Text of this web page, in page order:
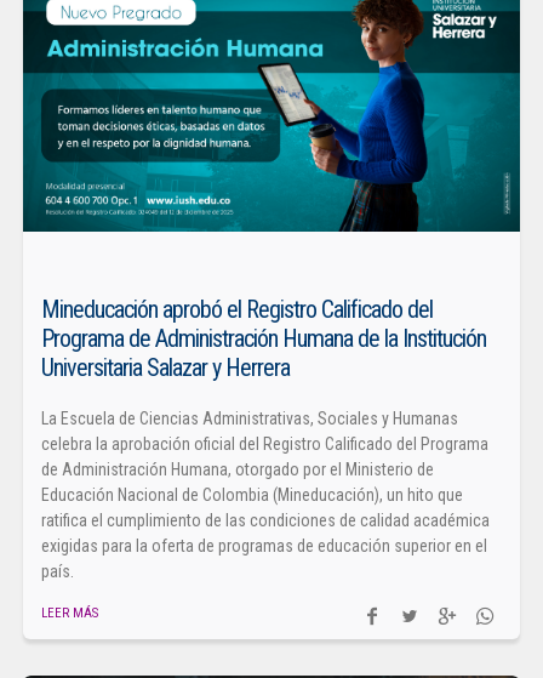
Mineducación aprobó el Registro Calificado del
Programa de Administración Humana de la Institución
Universitaria Salazar y Herrera
La Escuela de Ciencias Administrativas, Sociales y Humanas
celebra la aprobación oficial del Registro Calificado del Programa
de Administración Humana, otorgado por el Ministerio de
Educación Nacional de Colombia (Mineducación), un hito que
ratifica el cumplimiento de las condiciones de calidad académica
exigidas para la oferta de programas de educación superior en el
país.
LEER MÁS